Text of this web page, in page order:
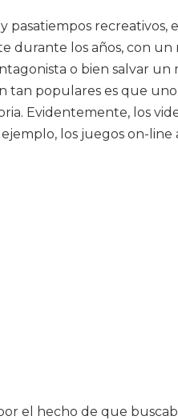
pasatiempos
los años, con un
o bien salvar un
tan populares es que
Evidentemente, los
los juegos on-
el hecho de que